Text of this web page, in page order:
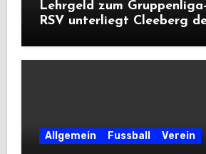
Lehrgeld zum
RSV unterliegt Cleeberg
Allgemein Fussball Verein